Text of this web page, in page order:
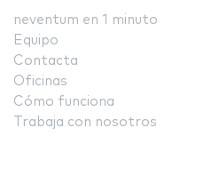
neventum en 1 minuto
Equipo
Contacta
Oficinas
Cómo funciona
Trabaja con nosotros